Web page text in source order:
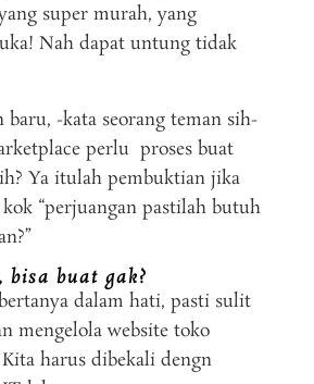
super murah, yang
Nah dapat untung tidak
baru, -kata seorang teman sih-
perlu proses buat
Ya itulah pembuktian jika
“perjuangan pastilah butuh
bisa buat gak?
dalam hati, pasti sulit
mengelola website toko
harus dibekali dengn